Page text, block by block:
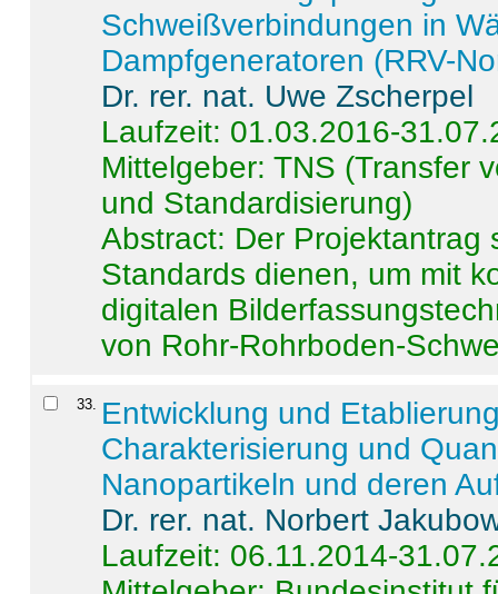
Schweißverbindungen in
Dampfgeneratoren (RRV-
Dr. rer. nat. Uwe Zscherpel
Laufzeit: 01.03.2016-
Mittelgeber: TNS (Transfer
und Standardisierung)
Abstract: Der Projektantrag
Standards dienen, um mit
digitalen
von Rohr-Rohrboden-
33. Entwicklung und
Charakterisierung und
Nanopartikeln und deren
Dr. rer. nat. Norbert
Laufzeit: 06.11.2014-